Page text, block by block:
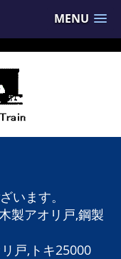
MENU
います。
製アオリ戸,鋼製
戸, トキ25000